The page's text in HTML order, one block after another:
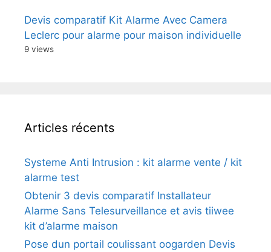
Devis comparatif Kit Alarme Avec Camera
Leclerc pour alarme pour maison individuelle
9 views
Articles récents
Systeme Anti Intrusion : kit alarme vente / kit
alarme test
Obtenir 3 devis comparatif Installateur
Alarme Sans Telesurveillance et avis tiiwee
kit d’alarme maison
Pose dun portail coulissant oogarden Devis